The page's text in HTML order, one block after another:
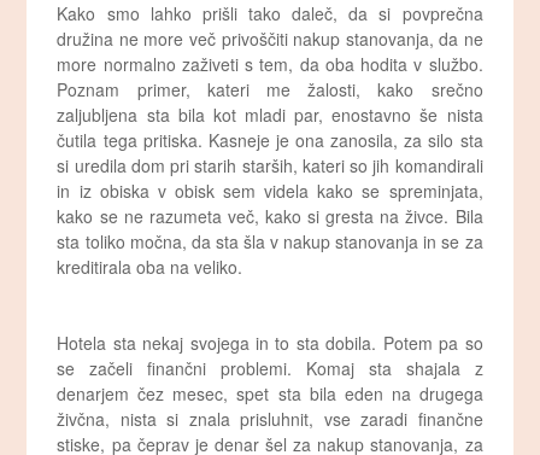
Kako smo lahko prišli tako daleč, da si povprečna
družina ne more več privoščiti nakup stanovanja, da ne
more normalno zaživeti s tem, da oba hodita v službo.
Poznam primer, kateri me žalosti, kako srečno
zaljubljena sta bila kot mladi par, enostavno še nista
čutila tega pritiska. Kasneje je ona zanosila, za silo sta
si uredila dom pri starih starših, kateri so jih komandirali
in iz obiska v obisk sem videla kako se spreminjata,
kako se ne razumeta več, kako si gresta na živce. Bila
sta toliko močna, da sta šla v nakup stanovanja in se za
kreditirala oba na veliko.
Hotela sta nekaj svojega in to sta dobila. Potem pa so
se začeli finančni problemi. Komaj sta shajala z
denarjem čez mesec, spet sta bila eden na drugega
živčna, nista si znala prisluhnit, vse zaradi finančne
stiske, pa čeprav je denar šel za nakup stanovanja, za